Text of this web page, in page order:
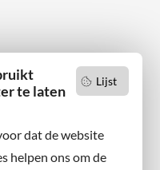
Lijst
te laten
dat de website
helpen ons om de